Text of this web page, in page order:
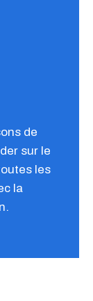
de
sur le
les
la